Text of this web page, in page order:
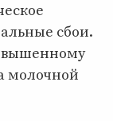
сбои.
молочной